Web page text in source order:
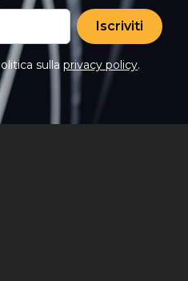
Iscriviti
sulla privacy policy.